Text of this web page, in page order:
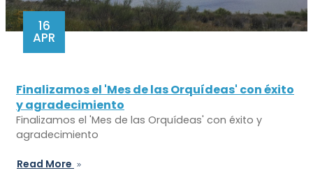
16
APR
Finalizamos el 'Mes de las Orquídeas' con éxito
y agradecimiento
Finalizamos el 'Mes de las Orquídeas' con éxito y
agradecimiento
Read More